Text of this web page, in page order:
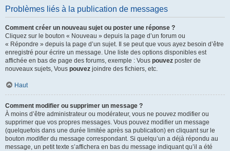
Problèmes liés à la publication de messages
Comment créer un nouveau sujet ou poster une réponse ?
Cliquez sur le bouton « Nouveau » depuis la page d’un forum ou
« Répondre » depuis la page d’un sujet. Il se peut que vous ayez besoin d’être
enregistré pour écrire un message. Une liste des options disponibles est
affichée en bas de page des forums, exemple : Vous pouvez poster de
nouveaux sujets, Vous pouvez joindre des fichiers, etc.
Haut
Comment modifier ou supprimer un message ?
À moins d’être administrateur ou modérateur, vous ne pouvez modifier ou
supprimer que vos propres messages. Vous pouvez modifier un message
(quelquefois dans une durée limitée après sa publication) en cliquant sur le
bouton modifierdu message correspondant. Si quelqu’un a déjà répondu au
message, un petit texte s’affichera en bas du message indiquant qu’il a été